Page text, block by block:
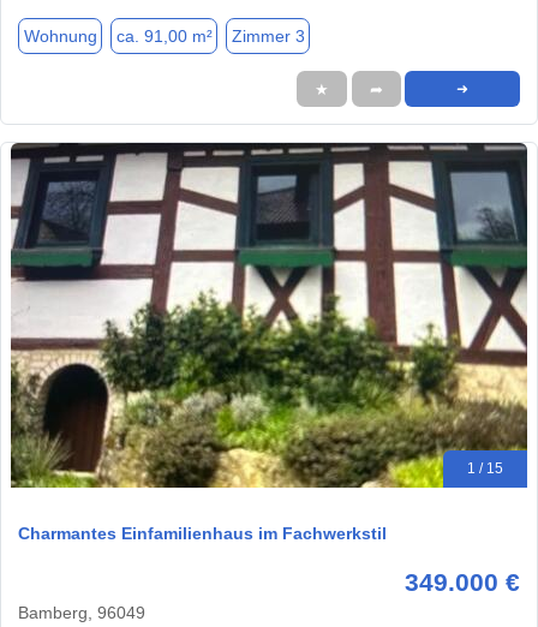
Wohnung ca. 91,00 m² Zimmer 3
★ ➦ ➜
1 / 15
Charmantes Einfamilienhaus im Fachwerkstil
349.000 €
Bamberg, 96049